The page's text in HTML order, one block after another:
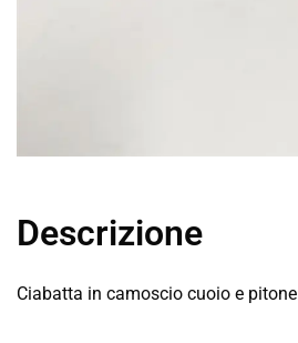
Descrizione
Ciabatta in camoscio cuoio e pitone